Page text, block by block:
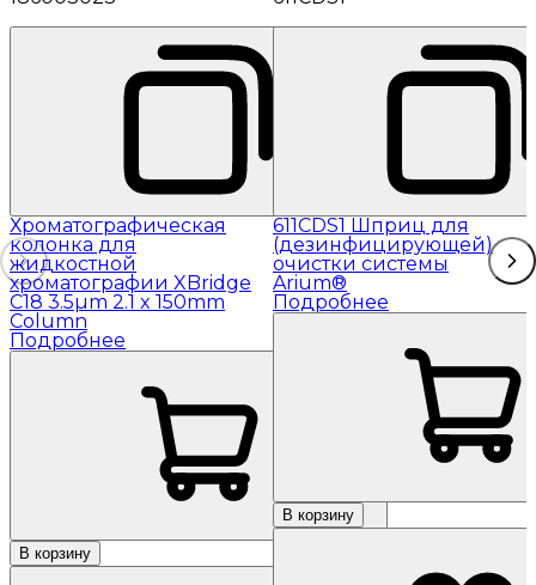
Хроматографическая
колонка для
жидкостной
хроматографии XBridge
C18 3.5µm 2.1 x 150mm
Column
Подробнее
В корзину
611CDS1 Шприц для
(дезинфицирующей)
очистки системы
Arium®
Подробнее
В корзину